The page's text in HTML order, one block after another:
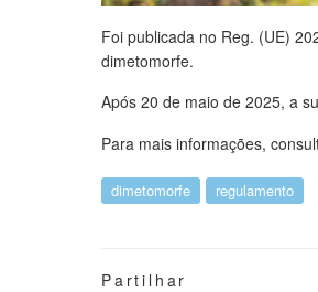
Foi publicada no Reg. (UE)
dimetomorfe.
Após 20 de maio de 2025, a
Para mais informações,
dimetomorfe regulamento
Partilhar